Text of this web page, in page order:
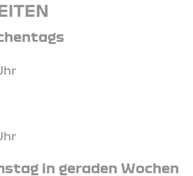
in geraden Wochen